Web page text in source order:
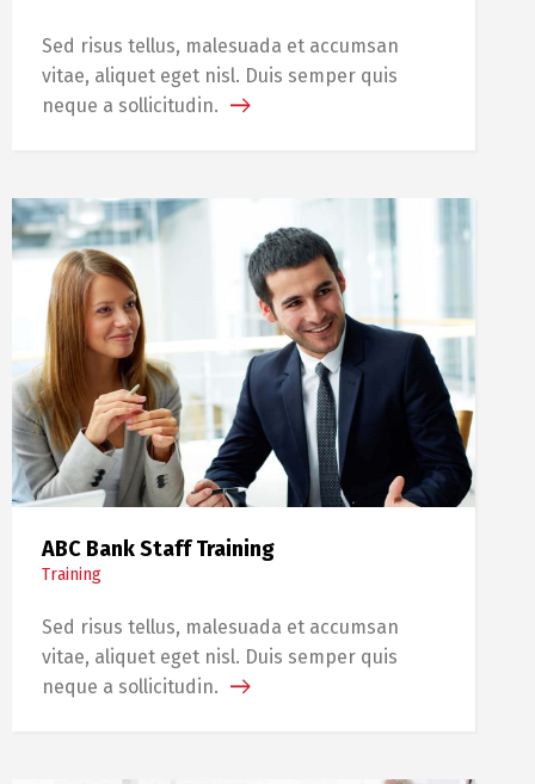
Sed risus tellus, malesuada et accumsan
vitae, aliquet eget nisl. Duis semper quis
neque a sollicitudin.
ABC Bank Staff Training
Training
Sed risus tellus, malesuada et accumsan
vitae, aliquet eget nisl. Duis semper quis
neque a sollicitudin.